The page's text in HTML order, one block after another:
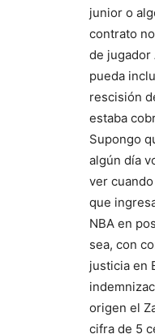
junior o
contrato
de jugador
pueda
rescisión
estaba
Supongo
algún día
ver
que
NBA en
sea, con
justicia en
origen el
cifra de 5